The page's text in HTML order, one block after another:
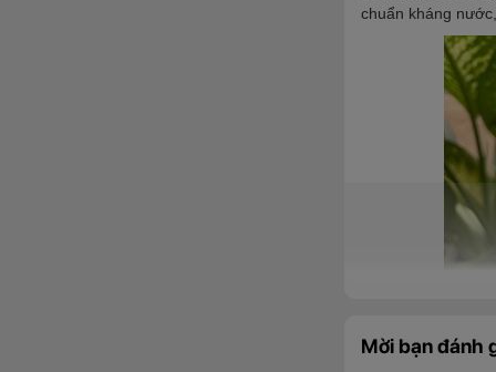
chuẩn kháng
Mời bạn đánh